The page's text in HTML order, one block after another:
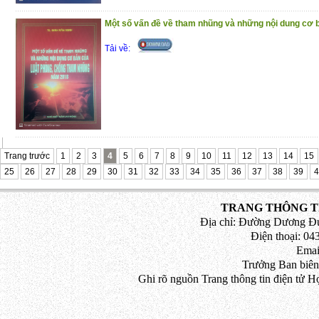
chắc chắn còn những hạn chế, khiêm
góp ý kiến để cuốn sách hoàn thiện hơn
Một số vấn đề về tham nhũng và những nội dung cơ
Tải về:
Trang trước 1 2 3 4 5 6 7 8 9 10 11 12 13 14
15
25
26 27 28 29 30 31 32 33 34 35 36 37 38 39
TRANG THÔNG
Địa chỉ: Đường Dương
Điện thoại:
Trưởng Ban
Ghi rõ nguồn Trang thông tin điện tử